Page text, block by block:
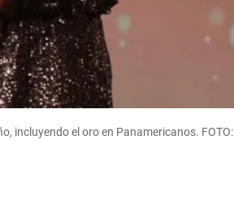
incluyendo el oro en Panamericanos. FOTO: